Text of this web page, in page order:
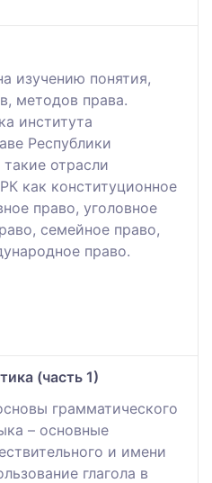
изучению понятия,
методов права.
института
Республики
отрасли
как конституционное
право, уголовное
семейное право,
право.
(часть 1)
грамматического
– основные
и имени
глагола в